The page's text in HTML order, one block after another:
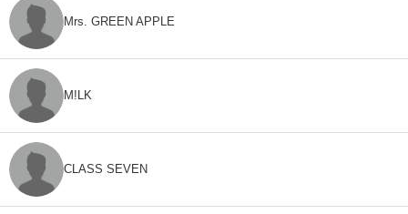
Mrs. GREEN APPLE
M!LK
CLASS SEVEN